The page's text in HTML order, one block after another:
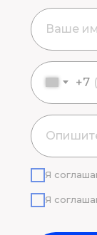
+7
Я
Я